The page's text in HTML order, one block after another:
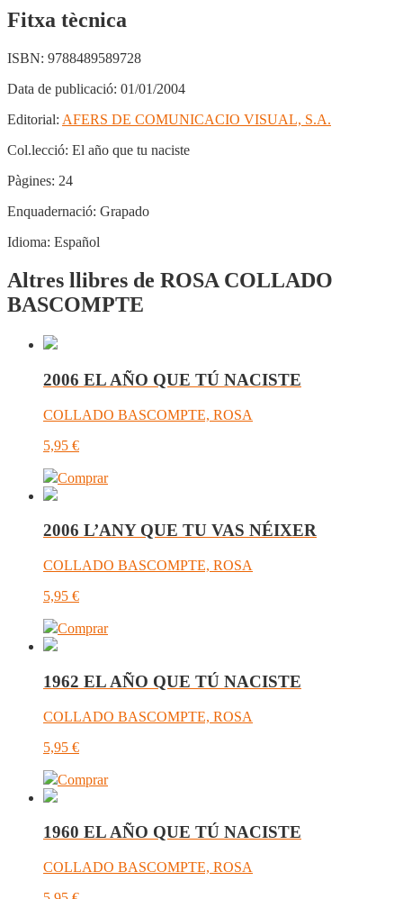
Fitxa tècnica
ISBN: 9788489589728
Data de publicació: 01/01/2004
Editorial: AFERS DE COMUNICACIO VISUAL, S.A.
Col.lecció: El año que tu naciste
Pàgines: 24
Enquadernació: Grapado
Idioma: Español
Altres llibres de ROSA COLLADO
BASCOMPTE
2006 EL AÑO QUE TÚ NACISTE
COLLADO BASCOMPTE, ROSA
5,95 €
Comprar
2006 L’ANY QUE TU VAS NÉIXER
COLLADO BASCOMPTE, ROSA
5,95 €
Comprar
1962 EL AÑO QUE TÚ NACISTE
COLLADO BASCOMPTE, ROSA
5,95 €
Comprar
1960 EL AÑO QUE TÚ NACISTE
COLLADO BASCOMPTE, ROSA